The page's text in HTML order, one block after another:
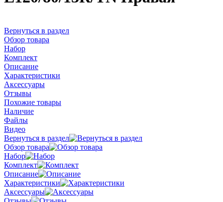
Вернуться в раздел
Обзор товара
Набор
Комплект
Описание
Характеристики
Аксессуары
Отзывы
Похожие товары
Наличие
Файлы
Видео
Вернуться в раздел
Обзор товара
Набор
Комплект
Описание
Характеристики
Аксессуары